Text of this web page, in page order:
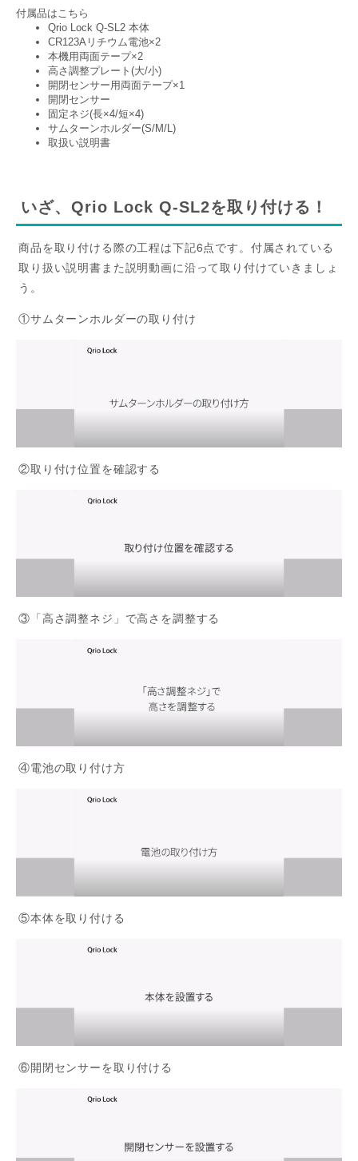
付属品はこちら
Qrio Lock Q-SL2 本体
CR123Aリチウム電池×2
本機用両面テープ×2
高さ調整プレート(大/小)
開閉センサー用両面テープ×1
開閉センサー
固定ネジ(長×4/短×4)
サムターンホルダー(S/M/L)
取扱い説明書
いざ、Qrio Lock Q-SL2を取り付ける！
商品を取り付ける際の工程は下記6点です。付属されている
取り扱い説明書また説明動画に沿って取り付けていきましょ
う。
①サムターンホルダーの取り付け
②取り付け位置を確認する
③「高さ調整ネジ」で高さを調整する
④電池の取り付け方
⑤本体を取り付ける
⑥開閉センサーを取り付ける